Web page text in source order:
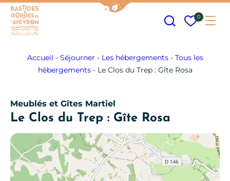
Afficher la barre de navigation
Mes
0
Accueil - Séjourner - Les hébergements- Tous les
hébergements- Le Clos du Trep : Gîte Rosa
Meublés et Gîtes Martiel
Le Clos du Trep : Gîte Rosa